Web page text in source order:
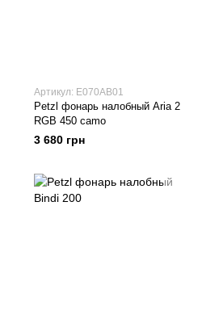
Артикул: E070AB01
Petzl фонарь налобный Aria 2
RGB 450 camo
3 680 грн